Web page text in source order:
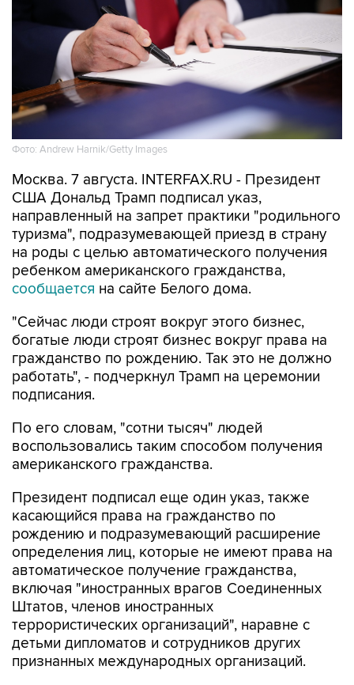
Фото: Andrew Harnik/Getty Images
Москва. 7 августа. INTERFAX.RU - Президент
США Дональд Трамп подписал указ,
направленный на запрет практики "родильного
туризма", подразумевающей приезд в страну
на роды с целью автоматического получения
ребенком американского гражданства,
сообщается на сайте Белого дома.
"Сейчас люди строят вокруг этого бизнес,
богатые люди строят бизнес вокруг права на
гражданство по рождению. Так это не должно
работать", - подчеркнул Трамп на церемонии
подписания.
По его словам, "сотни тысяч" людей
воспользовались таким способом получения
американского гражданства.
Президент подписал еще один указ, также
касающийся права на гражданство по
рождению и подразумевающий расширение
определения лиц, которые не имеют права на
автоматическое получение гражданства,
включая "иностранных врагов Соединенных
Штатов, членов иностранных
террористических организаций", наравне с
детьми дипломатов и сотрудников других
признанных международных организаций.